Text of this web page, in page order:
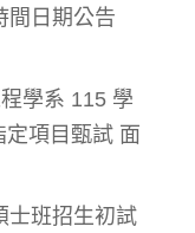
間日期公告
學系 115 學
項目甄試 面
士班招生初試